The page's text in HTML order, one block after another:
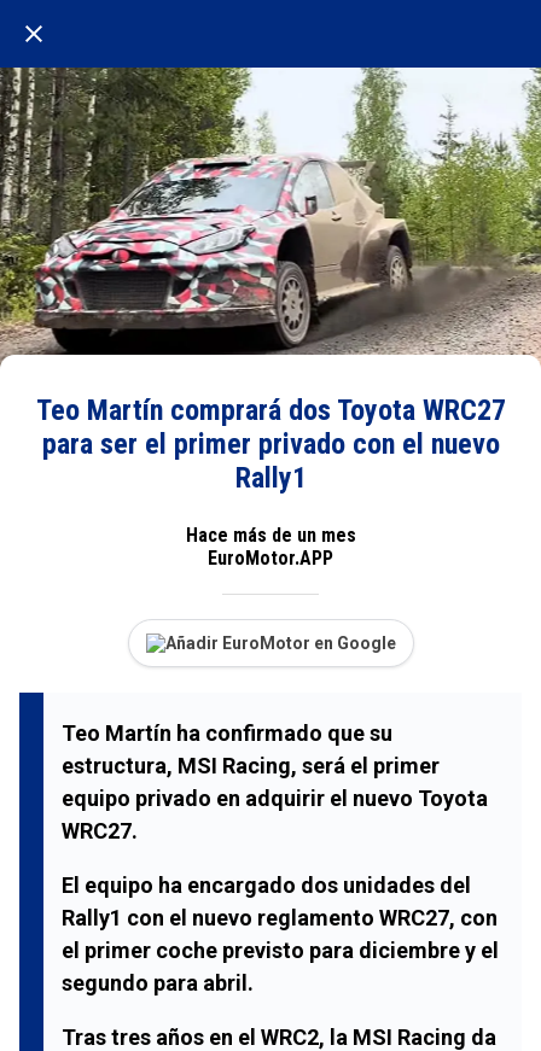
Teo Martín comprará dos Toyota WRC27
para ser el primer privado con el nuevo
Rally1
Hace más de un mes
EuroMotor.APP
Añadir EuroMotor en Google
Teo Martín ha confirmado que su
estructura, MSI Racing, será el primer
equipo privado en adquirir el nuevo Toyota
WRC27.
El equipo ha encargado dos unidades del
Rally1 con el nuevo reglamento WRC27, con
el primer coche previsto para diciembrey el
segundo para abril.
Tras tres años en el WRC2, la MSI Racing da